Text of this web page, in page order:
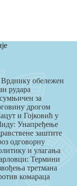
обележен
рудара
за
дрогом
и Гојковић у
Унапређење
заштите
одговорну
и улагања
Термини
третмана
комараца